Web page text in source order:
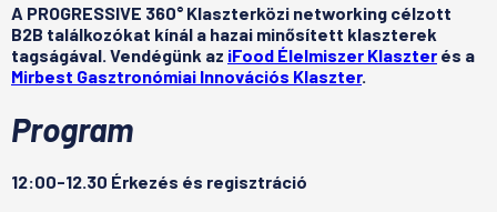
A PROGRESSIVE 360° Klaszterközi networking célzott
B2B találkozókat kínál a hazai minősített klaszterek
tagságával. Vendégünk az iFood Élelmiszer Klaszter és a
Mirbest Gasztronómiai Innovációs Klaszter.
Program
12:00-12.30 Érkezés és regisztráció